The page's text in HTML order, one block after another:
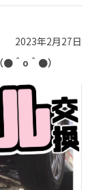
2023年2月27日
●＾o＾●）